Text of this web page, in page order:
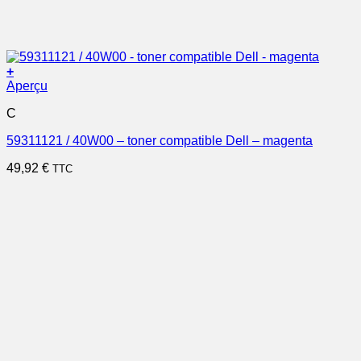
+
Aperçu
C
59311121 / 40W00 – toner compatible Dell – magenta
49,92 € TTC